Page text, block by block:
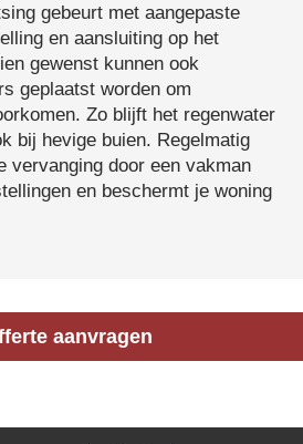
gebeurt met aangepaste
en aansluiting op het
gewenst kunnen ook
geplaatst worden om
Zo blijft het regenwater
bij hevige buien. Regelmatig
vervanging door een vakman
en beschermt je woning
aanvragen